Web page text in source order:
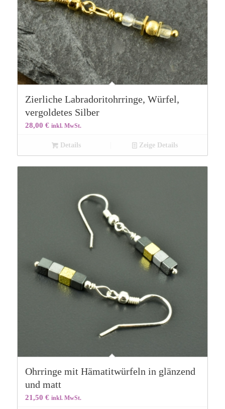
Zierliche Labradoritohrringe, Würfel,
vergoldetes Silber
28,00 € inkl. MwSt.
Details Zeige Details
Ohrringe mit Hämatitwürfeln in glänzend
und matt
21,50 € inkl. MwSt.